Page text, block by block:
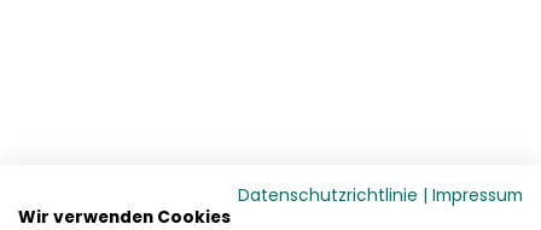
Datenschutzrichtlinie | Impressum
Wir verwenden Cookies